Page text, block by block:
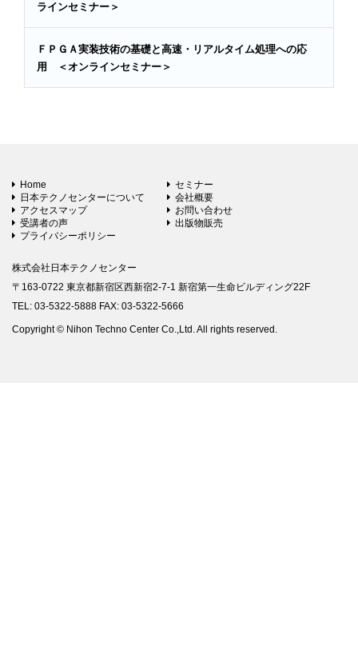
ラインセミナー＞
ＦＰＧＡ実装技術の基礎と高速・リアルタイム処理への応
用 ＜オンラインセミナー＞
Home
セミナー
日本テクノセンターについて
会社概要
アクセスマップ
お問い合わせ
受講者の声
出版物販売
プライバシーポリシー
株式会社日本テクノセンター
〒163-0722 東京都新宿区西新宿2-7-1 新宿第一生命ビルディング22F
TEL: 03-5322-5888 FAX: 03-5322-5666
Copyright © Nihon Techno Center Co.,Ltd. All rights reserved.